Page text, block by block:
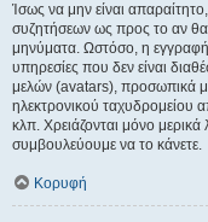
Ίσως να μην είναι
συζητήσεων ως προς το αν θα
μηνύματα. Ωστόσο, η
υπηρεσίες που δεν είναι
μελών (avatars), προσωπικά
ηλεκτρονικού ταχυδρομείου
κλπ. Χρειάζονται μόνο
συμβουλεύουμε να το κάνετε.
Κορυφή